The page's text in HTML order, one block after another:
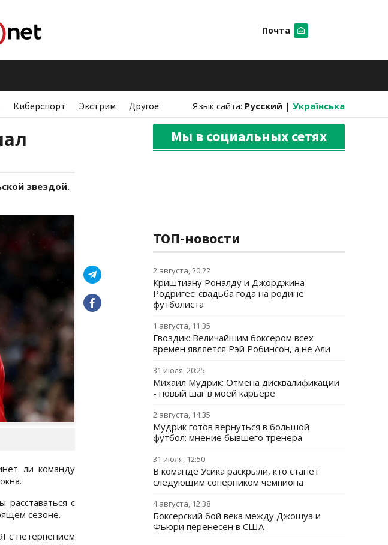
Почта
Киберспорт Экстрим Другое Язык сайта: Русский | Українська
звездой.
ли команду
расставаться с
сезоне.
с нетерпением
Мы в социальных сетях
ТОП-новости
2 августа, 20:22
Криштиану Роналду и Джорджина
Родригес: свадьба года на родине
футболиста
1 августа, 11:35
Гвоздик: Величайшим боксером всех
времен является Рэй Робинсон, а не Али
31 июля, 20:25
Михаил Мудрик: Отмена дисквалификации
- новый шаг в моей карьере
2 августа, 14:35
Мудрик готов вернуться в большой
футбол: мнение бывшего тренера
31 июля, 12:50
В команде Усика раскрыли, кто станет
следующим соперником чемпиона
4 августа, 12:38
Боксерский бой века между Джошуа и
Фьюри перенесен в США